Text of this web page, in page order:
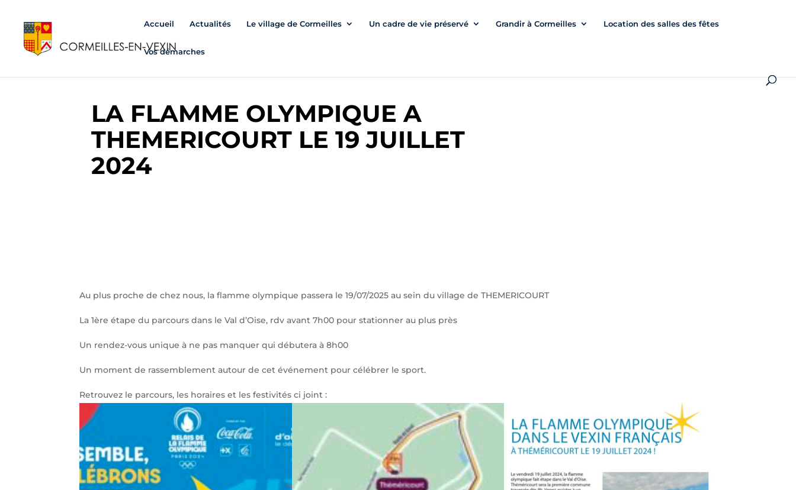
Accueil Actualités Le village de Cormeilles Un cadre de vie préservé Grandir à Cormeilles Location des salles des fêtes
Vos démarches
LA FLAMME OLYMPIQUE A
THEMERICOURT LE 19 JUILLET
2024
Au plus proche de chez nous, la flamme olympique passera le 19/07/2025 au sein du village de THEMERICOURT
La 1ère étape du parcours dans le Val d’Oise, rdv avant 7h00 pour stationner au plus près
Un rendez-vous unique à ne pas manquer qui débutera à 8h00
Un moment de rassemblement autour de cet événement pour célébrer le sport.
Retrouvez le parcours, les horaires et les festivités ci joint :